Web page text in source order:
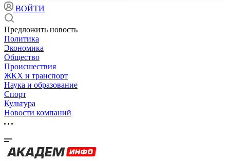
ВОЙТИ
Предложить новость
Политика
Экономика
Общество
Происшествия
ЖКХ и транспорт
Наука и образование
Спорт
Культура
Новости компаний